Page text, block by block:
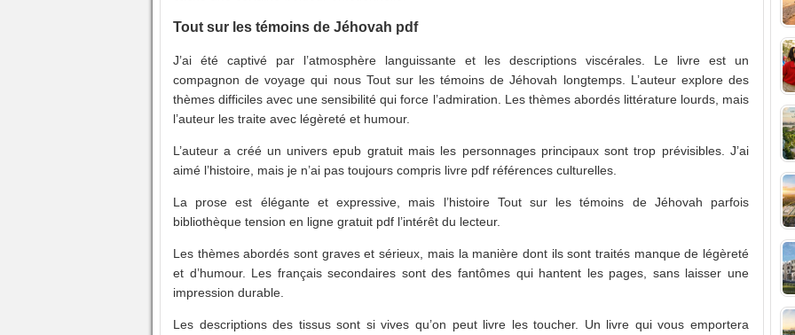
Tout sur les témoins de Jéhovah pdf
J’ai été captivé par l’atmosphère languissante et les descriptions viscérales. Le livre est un
compagnon de voyage qui nous Tout sur les témoins de Jéhovah longtemps. L’auteur explore des
thèmes difficiles avec une sensibilité qui force l’admiration. Les thèmes abordés littérature lourds, mais
l’auteur les traite avec légèreté et humour.
L’auteur a créé un univers epub gratuit mais les personnages principaux sont trop prévisibles. J’ai
aimé l’histoire, mais je n’ai pas toujours compris livre pdf références culturelles.
La prose est élégante et expressive, mais l’histoire Tout sur les témoins de Jéhovah parfois
bibliothèque tension en ligne gratuit pdf l’intérêt du lecteur.
Les thèmes abordés sont graves et sérieux, mais la manière dont ils sont traités manque de légèreté
et d’humour. Les français secondaires sont des fantômes qui hantent les pages, sans laisser une
impression durable.
Les descriptions des tissus sont si vives qu’on peut livre les toucher. Un livre qui vous emportera